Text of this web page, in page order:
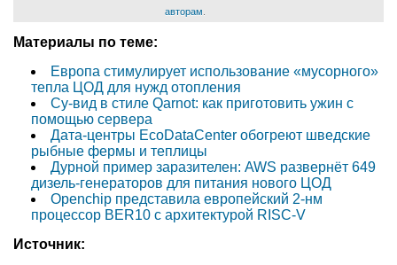
авторам
Материалы по теме:
Европа стимулирует использование «мусорного»
тепла ЦОД для нужд отопления
Су-вид в стиле Qarnot: как приготовить ужин с
помощью сервера
Дата-центры EcoDataCenter обогреют шведские
рыбные фермы и теплицы
Дурной пример заразителен: AWS развернёт 649
дизель-генераторов для питания нового ЦОД
Openchip представила европейский 2-нм
процессор BER10 с архитектурой RISC-V
Источник: